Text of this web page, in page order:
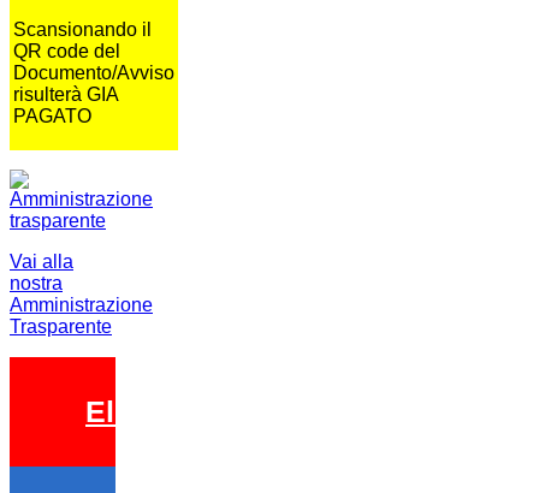
Scansionando il
QR code del
Documento/Avviso
risulterà GIA
PAGATO
Vai alla
nostra
Amministrazione
Trasparente
Elezioni 2026